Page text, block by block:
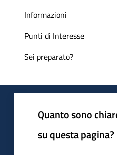
Informazioni
Punti di Interesse
Sei preparato?
Quanto sono
su questa pagina?